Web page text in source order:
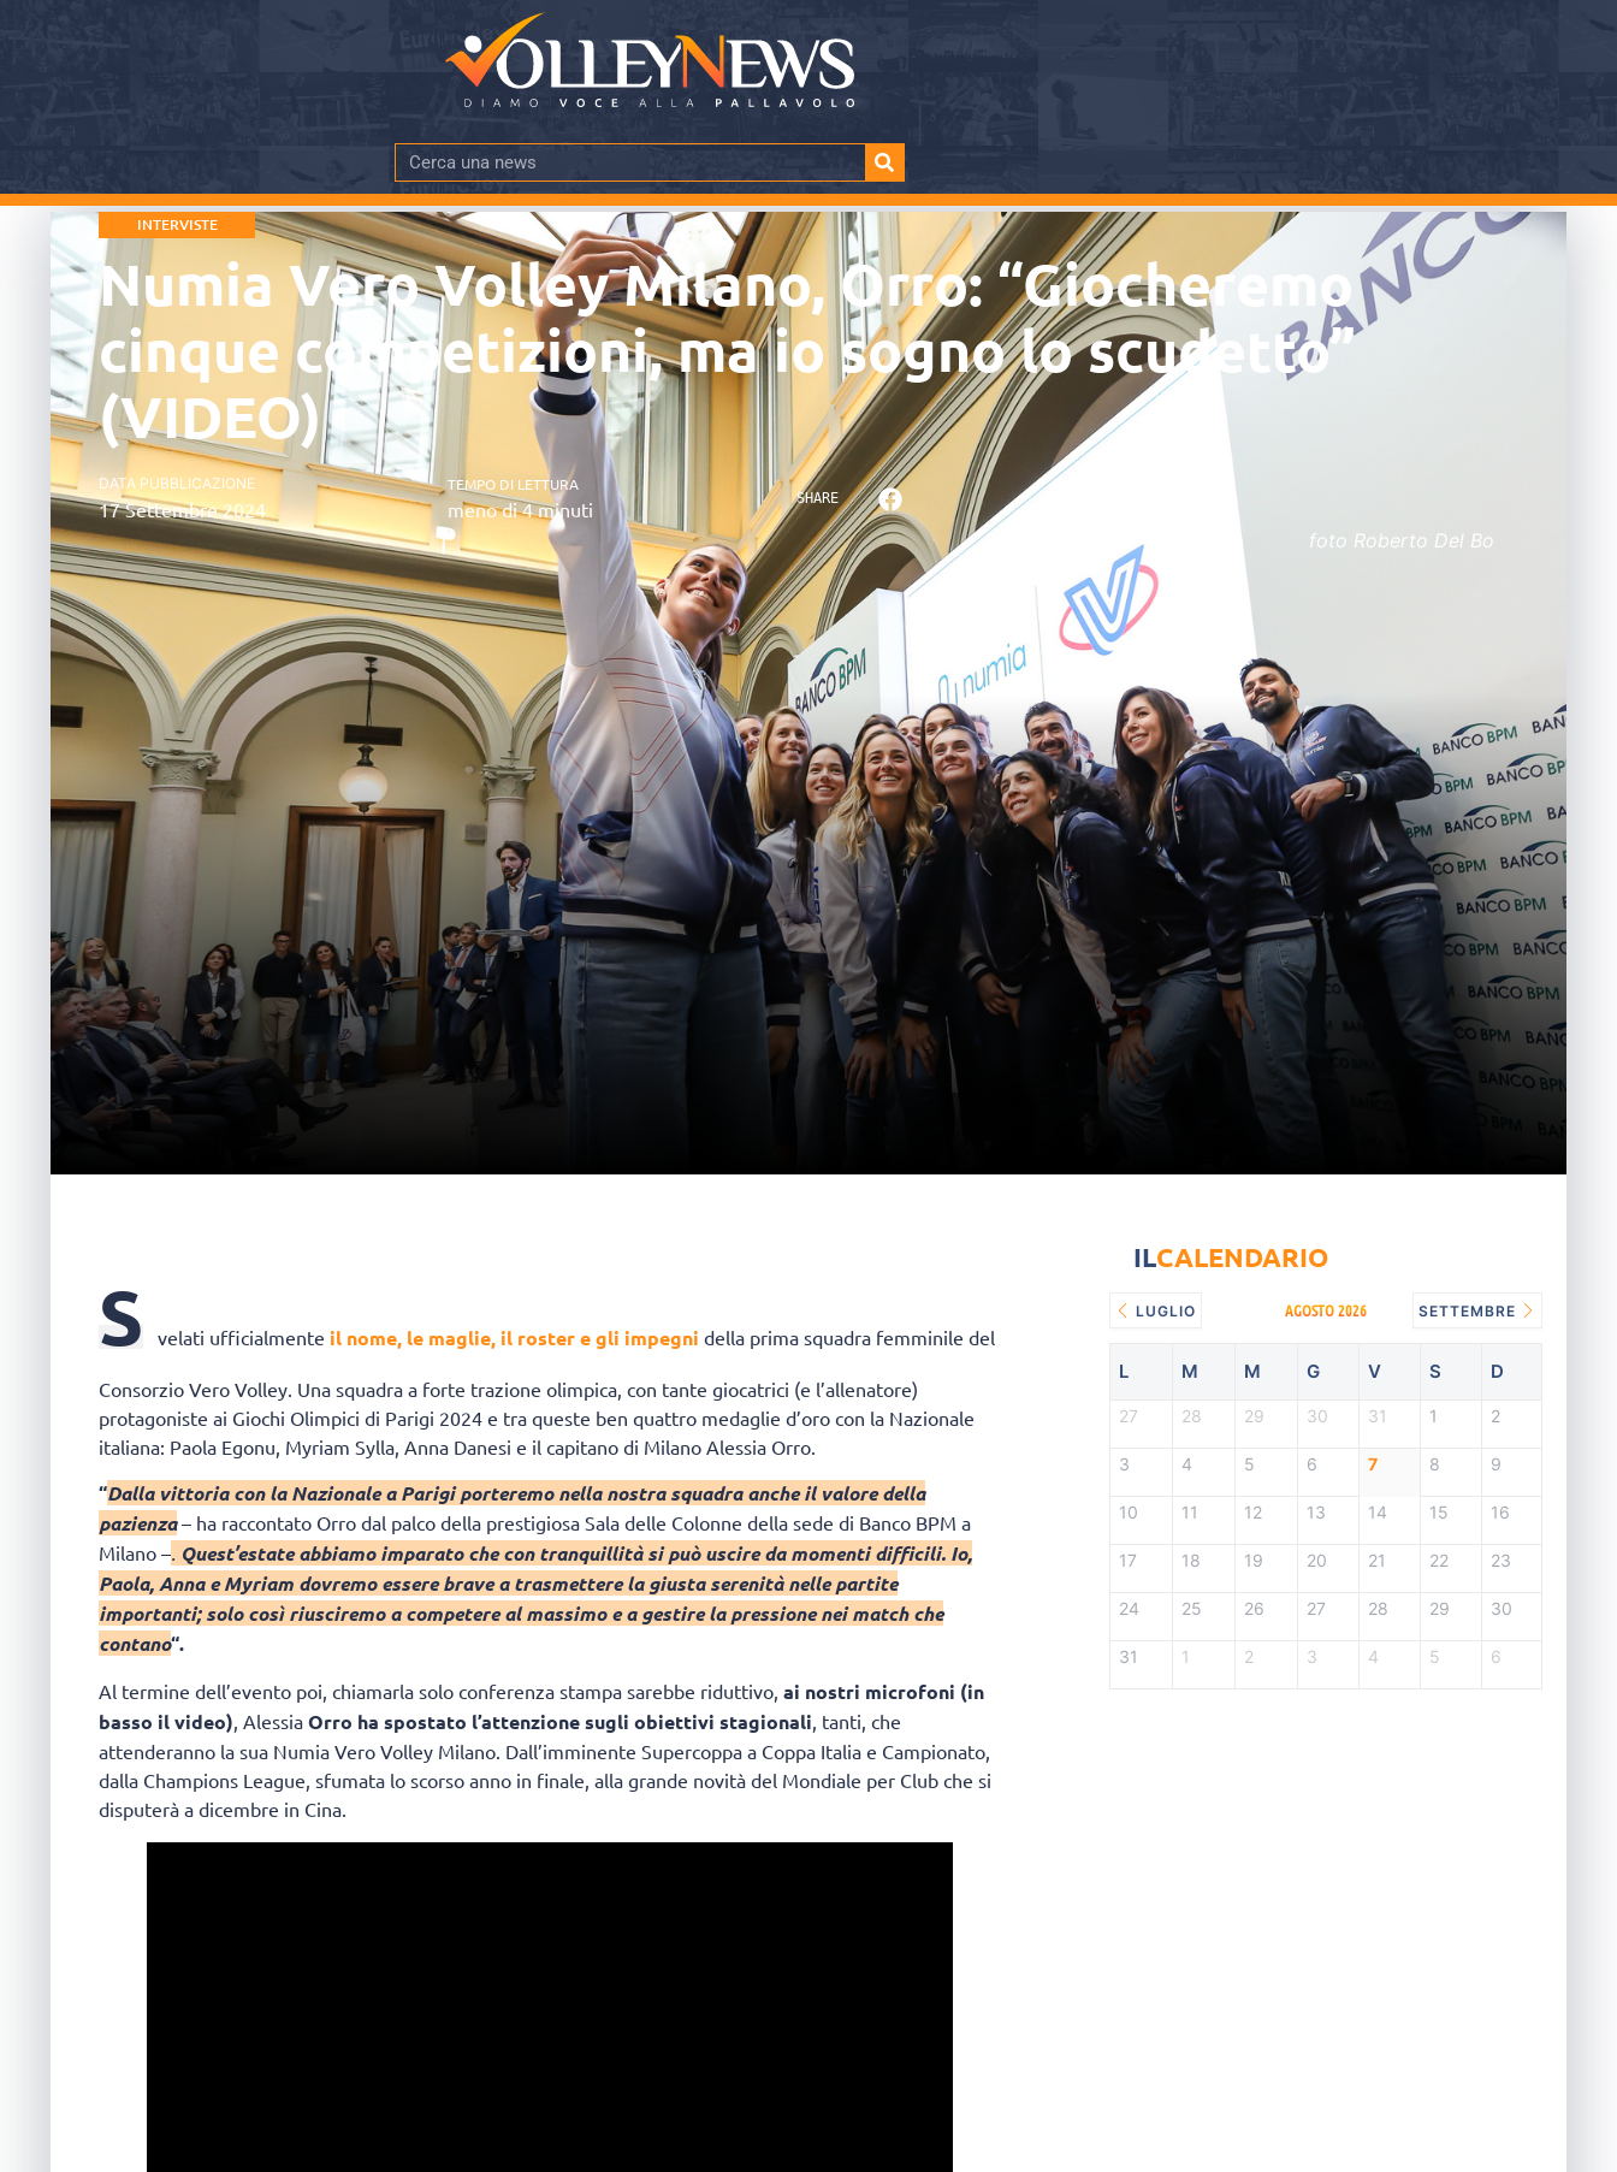
INTERVISTE
Numia Vero Volley Milano, Orro: “Giocheremo
cinque competizioni, ma io sogno lo scudetto”
(VIDEO)
DATA PUBBLICAZIONE
17 Settembre 2024
TEMPO DI LETTURA
meno di 4 minuti SHARE
foto Roberto Del Bo
S velati ufficialmente il nome, le maglie, il roster e gli impegni della prima squadra femminile del
Consorzio Vero Volley. Una squadra a forte trazione olimpica, con tante giocatrici (e l’allenatore)
protagoniste ai Giochi Olimpici di Parigi 2024 e tra queste ben quattro medaglie d’oro con la Nazionale
italiana: Paola Egonu, Myriam Sylla, Anna Danesi e il capitano di Milano Alessia Orro.
“Dalla vittoria con la Nazionale a Parigi porteremo nella nostra squadra anche il valore della
pazienza– ha raccontato Orro dal palco della prestigiosa Sala delle Colonne della sede di Banco BPM a
Milano –. Quest’estate abbiamo imparato che con tranquillità si può uscire da momenti difficili. Io,
Paola, Anna e Myriam dovremo essere brave a trasmettere la giusta serenità nelle partite
importanti; solo così riusciremo a competere al massimo e a gestire la pressione nei match che
contano“.
Al termine dell’evento poi, chiamarla solo conferenza stampa sarebbe riduttivo, ai nostri microfoni (in
basso il video) , Alessia Orro ha spostato l’attenzione sugli obiettivi stagionali , tanti, che
attenderanno la sua Numia Vero Volley Milano. Dall’imminente Supercoppa a Coppa Italia e Campionato,
dalla Champions League, sfumata lo scorso anno in finale, alla grande novità del Mondiale per Club che si
disputerà a dicembre in Cina.
ILCALENDARIO
LUGLIO AGOSTO 2026 SETTEMBRE
L M M G V S D
27 28 29 30 31 1 2
3 4 5 6 7 8 9
10 11 12 13 14 15 16
17 18 19 20 21 22 23
24 25 26 27 28 29 30
31 1 2 3 4 5 6